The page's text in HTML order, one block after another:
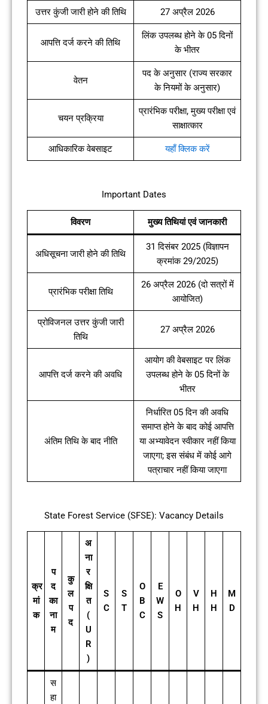
उत्तर कुंजी जारी होने की तिथि 27 अप्रैल 2026
आपत्ति दर्ज करने की तिथि
लिंक उपलब्ध होने के 05 दिनों
के भीतर
वेतन
पद के अनुसार (राज्य सरकार
के नियमों के अनुसार)
चयन प्रक्रिया
प्रारंभिक परीक्षा, मुख्य परीक्षा एवं
साक्षात्कार
आधिकारिक वेबसाइट यहाँ क्लिक करें
Important Dates
विवरण मुख्य तिथियां एवं जानकारी
अधिसूचना जारी होने की तिथि
31 दिसंबर 2025 (विज्ञापन
क्रमांक 29/2025)
प्रारंभिक परीक्षा तिथि
26 अप्रैल 2026 (दो सत्रों में
आयोजित)
प्रोविजनल उत्तर कुंजी जारी
तिथि
27 अप्रैल 2026
आपत्ति दर्ज करने की अवधि
आयोग की वेबसाइट पर लिंक
उपलब्ध होने के 05 दिनों के
भीतर
अंतिम तिथि के बाद नीति
निर्धारित 05 दिन की अवधि
समाप्त होने के बाद कोई आपत्ति
या अभ्यावेदन स्वीकार नहीं किया
जाएगा; इस संबंध में कोई आगे
पत्राचार नहीं किया जाएगा
State Forest Service (SFSE): Vacancy Details
क्र
मां
क
प
द
का
ना
म
कु
ल
प
द
अ
ना
र
क्षि
त
(
U
R
)
S
C
S
T
O
B
C
E
W
S
O
H
V
H
H
H
M
D
स
हा